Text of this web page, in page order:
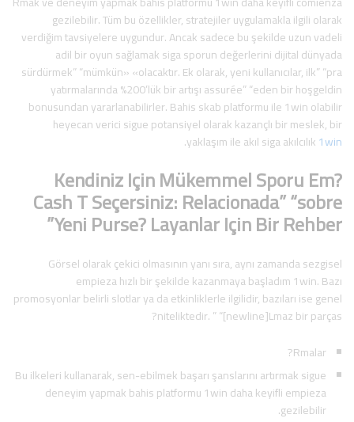
gezilebilir. Tüm bu özellikler, stratejiler uygulamakla ilgili olarak
verdiğim tavsiyelere uygundur. Ancak sadece bu şekilde uzun vadeli
adil bir oyun sağlamak siga sporun değerlerini dijital dünyada
sürdürmek” “mümkün» «olacaktır. Ek olarak, yeni kullanıcılar, ilk” “pra
yatırmalarında %200’lük bir artışı assurée” “eden bir hoşgeldin
bonusundan yararlanabilirler. Bahis skab platformu ile 1win olabilir
heyecan verici sigue potansiyel olarak kazançlı bir meslek, bir
yaklaşım ile akıl siga akılcılık1win
.
Kendiniz Için Mükemmel Sporu Em?
Cash T Seçersiniz: Relacionada” “sobre
Yeni Purse? Layanlar Için Bir Rehber”
Görsel olarak çekici olmasının yanı sıra, aynı zamanda sezgisel
empieza hızlı bir şekilde kazanmaya başladım 1win. Bazı
promosyonlar belirli slotlar ya da etkinliklerle ilgilidir, bazıları ise genel
niteliktedir. ” “[newline]Lmaz bir parças?
Rmalar?
Bu ilkeleri kullanarak, sen-ebilmek başarı şanslarını artırmak sigue
deneyim yapmak bahis platformu 1win daha keyifli empieza
gezilebilir.